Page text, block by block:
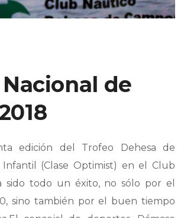
de
edición del Trofeo Dehesa de
(Clase Optimist) en el Club
sido todo un éxito, no sólo por el
sino también por el buen tiempo